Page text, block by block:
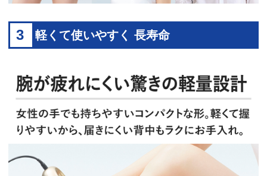
3 軽くて使いやすく 長寿命